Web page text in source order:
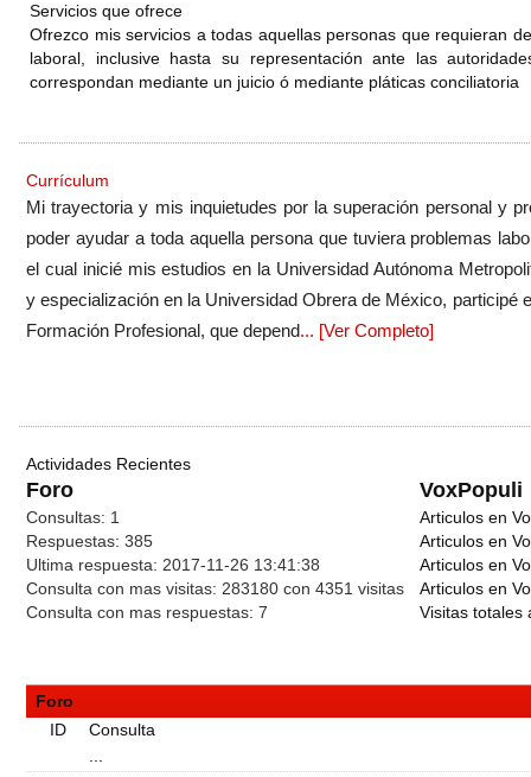
Servicios que ofrece
Ofrezco mis servicios a todas aquellas personas que requieran
laboral, inclusive hasta su representación ante las
correspondan mediante un juicio ó mediante pláticas conciliatoria
Currículum
Mi trayectoria y mis inquietudes por la superación personal y
poder ayudar a toda aquella persona que tuviera problemas
el cual inicié mis estudios en la Universidad Autónoma
y especialización en la Universidad Obrera de México, participé
Formación Profesional, que depend... [Ver Completo]
Actividades Recientes
Foro VoxPopuli
Consultas: 1
Respuestas: 385
Ultima respuesta: 2017-11-26 13:41:38
Consulta con mas visitas: 283180 con 4351 visitas
Consulta con mas respuestas: 7
Articulos en
Articulos en
Articulos en
Articulos en
Visitas totales
Foro
ID
Consulta